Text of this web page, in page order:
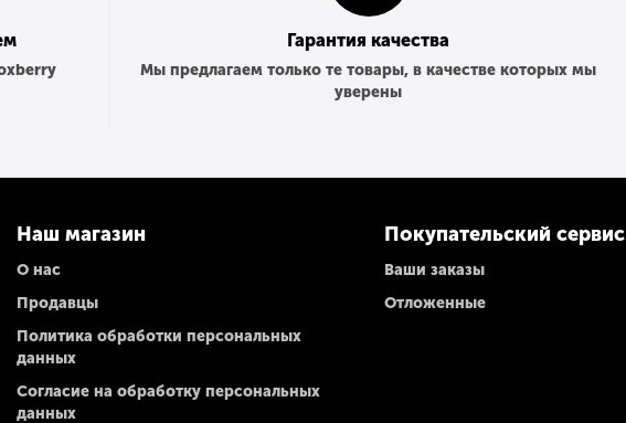
Гарантия качества
Мы предлагаем только те товары, в качестве которых мы
уверены
Наш магазин
О нас
Продавцы
Политика обработки персональных
данных
Согласие на обработку персональных
данных
Покупательский сервис
Ваши заказы
Отложенные